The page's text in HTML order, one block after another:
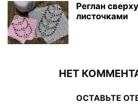
Реглан
листочками
НЕТ
ОСТАВЬТЕ